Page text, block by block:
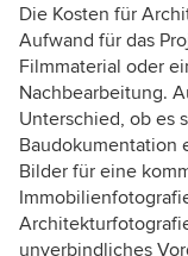
Die Kosten für
Aufwand für das
Filmmaterial oder
Nachbearbeitung.
Unterschied, ob es
Baudokumentation
Bilder für eine
unverbindliches